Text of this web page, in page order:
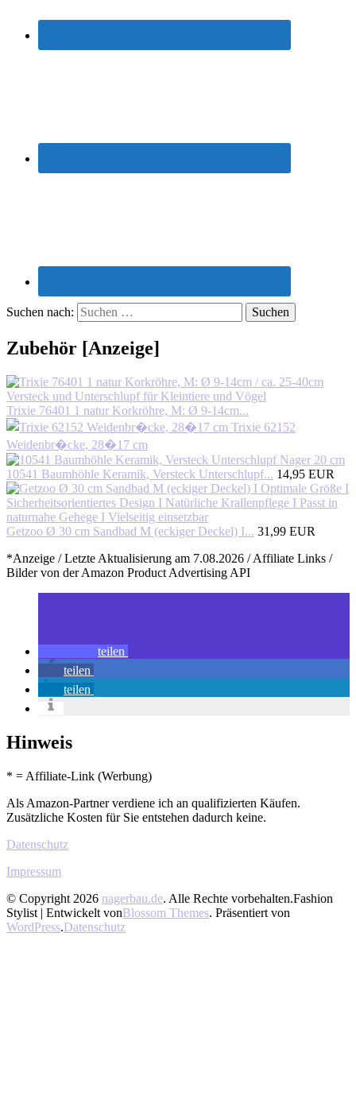
Suchen nach:
Zubehör [Anzeige]
Trixie 76401 1 natur Korkröhre, M: Ø 9-14cm...
Trixie 62152
Weidenbr�cke, 28�17 cm
10541 Baumhöhle Keramik, Versteck Unterschlupf... 14,95 EUR
Getzoo Ø 30 cm Sandbad M (eckiger Deckel) I... 31,99 EUR
*Anzeige / Letzte Aktualisierung am 7.08.2026 / Affiliate Links /
Bilder von der Amazon Product Advertising API
teilen
teilen
teilen
Hinweis
* = Affiliate-Link (Werbung)
Als Amazon-Partner verdiene ich an qualifizierten Käufen.
Zusätzliche Kosten für Sie entstehen dadurch keine.
Datenschutz
Impressum
© Copyright 2026 nagerbau.de. Alle Rechte vorbehalten.Fashion
Stylist | Entwickelt vonBlossom Themes. Präsentiert von
WordPress.Datenschutz